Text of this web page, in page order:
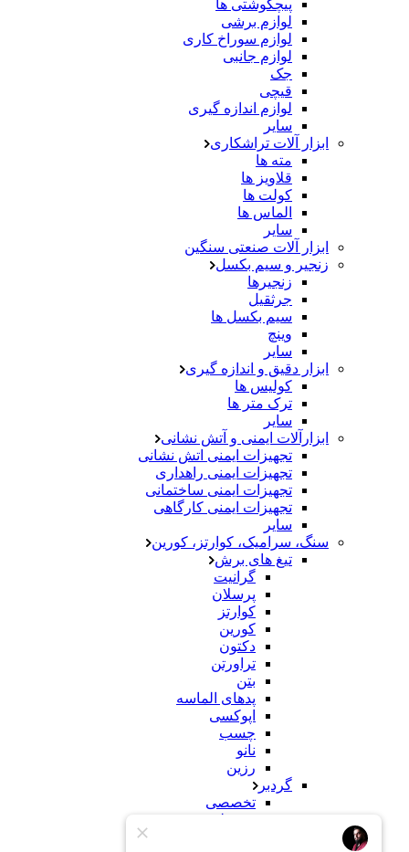
پیچگوشتی ها
لوازم برشی
لوازم سوراخ کاری
لوازم جانبی
جک
قیچی
لوازم اندازه گیری
سایر
ابزار آلات تراشکاری
مته ها
قلاویز ها
کولت ها
الماس ها
سایر
ابزار آلات صنعتی سنگین
زنجیر و سیم بکسل
زنجیرها
جرثقیل
سیم بکسل ها
وینچ
سایر
ابزار دقیق و اندازه گیری
کولیس ها
ترک متر ها
سایر
ابزارآلات ایمنی و آتش نشانی
تجهیزات ایمنی اتش نشانی
تجهیزات ایمنی راهداری
تجهیزات ایمنی ساختمانی
تجهیزات ایمنی کارگاهی
سایر
سنگ، سرامیک، کوارتز، کورین
تیغ های برش
گرانیت
پرسلان
کوارتز
کورین
دکتون
تراورتن
بتن
پدهای الماسه
اپوکسی
چسب
نانو
رزین
گردبر
تخصصی
معمولی